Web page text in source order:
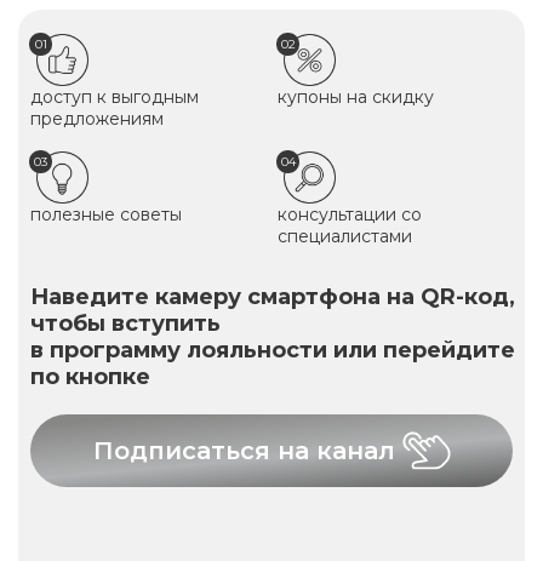
01
доступ к выгодным
предложениям
02
купоны на скидку
03
полезные советы
04
консультации со
специалистами
Наведите камеру смартфона на QR-код,
чтобы вступить
в программу лояльности или перейдите
по кнопке
Подписаться на канал